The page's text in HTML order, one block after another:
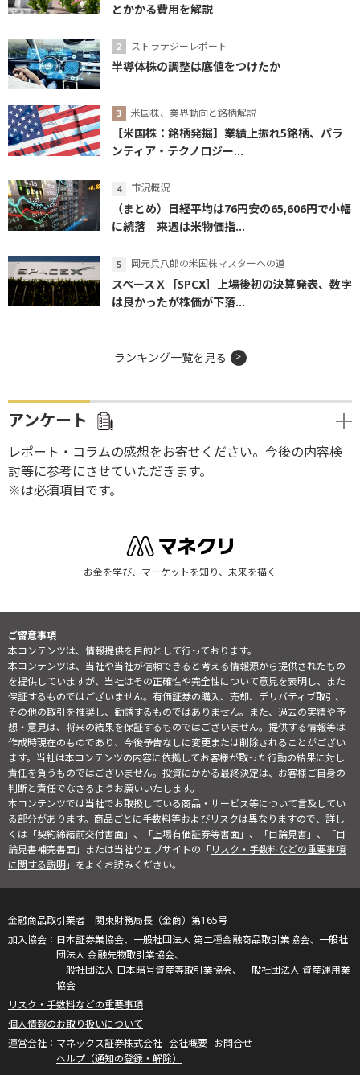
とかかる費用を解説
ストラテジーレポート
半導体株の調整は底値をつけたか
米国株、業界動向と銘柄解説
【米国株：銘柄発掘】業績上振れ5銘柄、パラ
ンティア・テクノロジー...
市況概況
（まとめ）日経平均は76円安の65,606円で小幅
に続落 来週は米物価指...
岡元兵八郎の米国株マスターへの道
スペースＸ［SPCX］上場後初の決算発表、数字
は良かったが株価が下落...
ランキング一覧を見る
アンケート
レポート・コラムの感想をお寄せください。今後の内容検
討等に参考にさせていただきます。
※は必須項目です。
お金を学び、マーケットを知り、未来を描く
ご留意事項
本コンテンツは、情報提供を目的として行っております。
本コンテンツは、当社や当社が信頼できると考える情報源から提供されたもの
を提供していますが、当社はその正確性や完全性について意見を表明し、また
保証するものではございません。有価証券の購入、売却、デリバティブ取引、
その他の取引を推奨し、勧誘するものではありません。また、過去の実績や予
想・意見は、将来の結果を保証するものではございません。提供する情報等は
作成時現在のものであり、今後予告なしに変更または削除されることがござい
ます。当社は本コンテンツの内容に依拠してお客様が取った行動の結果に対し
責任を負うものではございません。投資にかかる最終決定は、お客様ご自身の
判断と責任でなさるようお願いいたします。
本コンテンツでは当社でお取扱している商品・サービス等について言及してい
る部分があります。商品ごとに手数料等およびリスクは異なりますので、詳し
くは「契約締結前交付書面」、「上場有価証券等書面」、「目論見書」、「目
論見書補完書面」または当社ウェブサイトの「リスク・手数料などの重要事項
に関する説明」をよくお読みください。
金融商品取引業者 関東財務局長（金商）第165号
日本証券業協会、一般社団法人 第二種金融商品取引業協会、一般社
団法人 金融先物取引業協会、
一般社団法人 日本暗号資産等取引業協会、一般社団法人 資産運用業
協会
リスク・手数料などの重要事項
個人情報のお取り扱いについて
マネックス証券株式会社 会社概要 お問合せ
ヘルプ（通知の登録・解除）